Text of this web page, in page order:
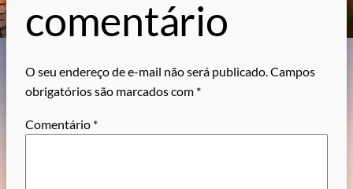
comentário
O seu endereço de e-mail não será publicado.Campos
obrigatórios são marcados com *
Comentário *